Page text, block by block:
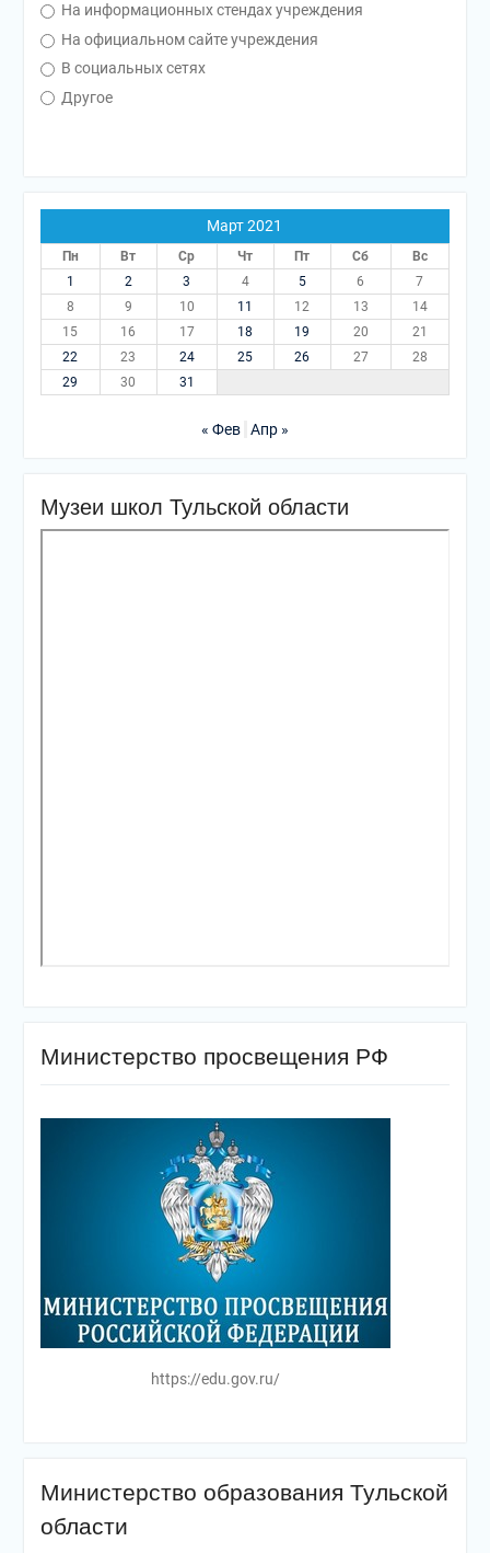
На информационных стендах учреждения
На официальном сайте учреждения
В социальных сетях
Другое
Март 2021
Пн Вт Ср Чт Пт Сб
Вс
1
2 3 4 5 6
7
8
9 10 11 12 13
14
15
16 17 18 19 20
21
22
23 24 25 26 27
28
29
30 31
« Фев Апр »
Музеи школ Тульской области
Министерство просвещения РФ
https://edu.gov.ru/
Министерство образования Тульской
области